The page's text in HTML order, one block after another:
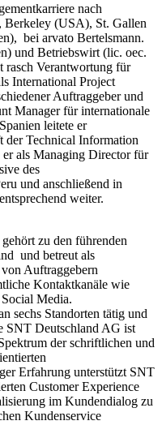
nach
Berkeley (USA), St. Gallen
bei arvato Bertelsmann.
und Betriebswirt (lic. oec.
rasch Verantwortung für
International Project
Auftraggeber und
Manager für internationale
leitete er
der Technical Information
als Managing Director für
des
und anschließend in
weiter.
zu den führenden
und betreut als
Auftraggebern
Kontaktkanäle wie
Media.
sechs Standorten tätig und
SNT Deutschland AG ist
der schriftlichen und
Erfahrung unterstützt SNT
Customer Experience
im Kundendialog zu
Kundenservice